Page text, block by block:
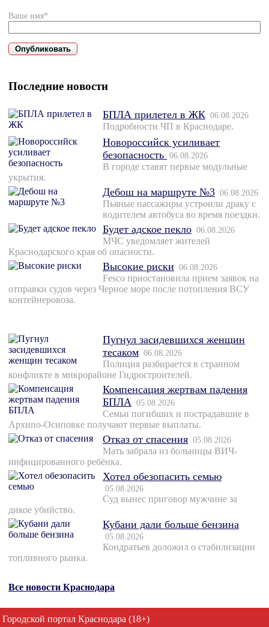
Ваше имя*
Последние новости
БПЛА прилетел в ЖК 06.08.2026
Подробности ЧП в Краснодаре.
Новороссийск усиливает
безопасность 06.08.2026
В городе ставят первые модульные
укрытия.
Дебош на маршруте №3 06.08.2026
Пьяные пассажиры устроили драку с
водителем автобуса во время поездки.
Будет адское пекло 06.08.2026
МЧС уведомляет жителей
Краснодарского края об опасности.
Высокие риски 06.08.2026
Fesco приостановила прием заявок на
отправки судов через Черное море после потопления ВСУ
контейнеровоза.
Пугнул засидевшихся женщин
тесаком 06.08.2026
Полиция разбирается в странном
конфликте в микрорайоне Гидростроителей.
Компенсация жертвам падения
БПЛА 05.08.2026
Семьи погибших и пострадавшие в
Архипо-Осиповке получают первые выплаты.
Отказ от спасения 05.08.2026
Мать забрала из больницы ВИЧ-
инфицированного ребёнка.
Хотел обезопасить семью
05.08.2026
Суд вынес приговор мужчине за
дикое убийство.
Кубани дали больше бензина
05.08.2026
Кондратьев доложил о стабилизации
топливного рынка.
Все новости Краснодара
Городской портал Краснодара (18+)